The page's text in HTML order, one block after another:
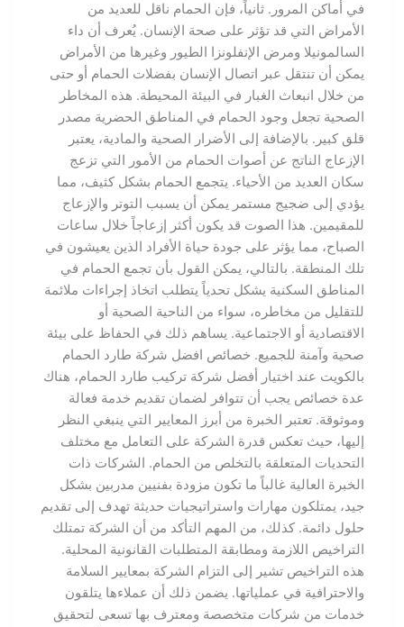
في أماكن المرور. ثانياً، فإن الحمام ناقل للعديد من
الأمراض التي قد تؤثر على صحة الإنسان. يُعرف أن داء
السالمونيلا ومرض الإنفلونزا الطيور وغيرها من الأمراض
يمكن أن تنتقل عبر اتصال الإنسان بفضلات الحمام أو حتى
من خلال انبعاث الغبار في البيئة المحيطة. هذه المخاطر
الصحية تجعل وجود الحمام في المناطق الحضرية مصدر
قلق كبير. بالإضافة إلى الأضرار الصحية والمادية، يعتبر
الإزعاج الناتج عن أصوات الحمام من الأمور التي تزعج
سكان العديد من الأحياء. يتجمع الحمام بشكل كثيف، مما
يؤدي إلى ضجيج مستمر يمكن أن يسبب التوتر والإزعاج
للمقيمين. هذا الصوت قد يكون أكثر إزعاجاً خلال ساعات
الصباح، مما يؤثر على جودة حياة الأفراد الذين يعيشون في
تلك المنطقة. بالتالي، يمكن القول بأن تجمع الحمام في
المناطق السكنية يشكل تحدياً يتطلب اتخاذ إجراءات ملائمة
للتقليل من مخاطره، سواء من الناحية الصحية أو
الاقتصادية أو الاجتماعية. يساهم ذلك في الحفاظ على بيئة
صحية وآمنة للجميع. خصائص افضل شركة طارد الحمام
بالكويت عند اختيار أفضل شركة تركيب طارد الحمام، هناك
عدة خصائص يجب أن تتوافر لضمان تقديم خدمة فعالة
وموثوقة. تعتبر الخبرة من أبرز المعايير التي ينبغي النظر
إليها، حيث تعكس قدرة الشركة على التعامل مع مختلف
التحديات المتعلقة بالتخلص من الحمام. الشركات ذات
الخبرة العالية غالباً ما تكون مزودة بفنيين مدربين بشكل
جيد، يمتلكون مهارات واستراتيجيات حديثة تهدف إلى تقديم
حلول دائمة. كذلك، من المهم التأكد من أن الشركة تمتلك
التراخيص اللازمة ومطابقة المتطلبات القانونية المحلية.
هذه التراخيص تشير إلى التزام الشركة بمعايير السلامة
والاحترافية في عملياتها. يضمن ذلك أن عملاءها يتلقون
خدمات من شركات متخصصة ومعترف بها تسعى لتحقيق